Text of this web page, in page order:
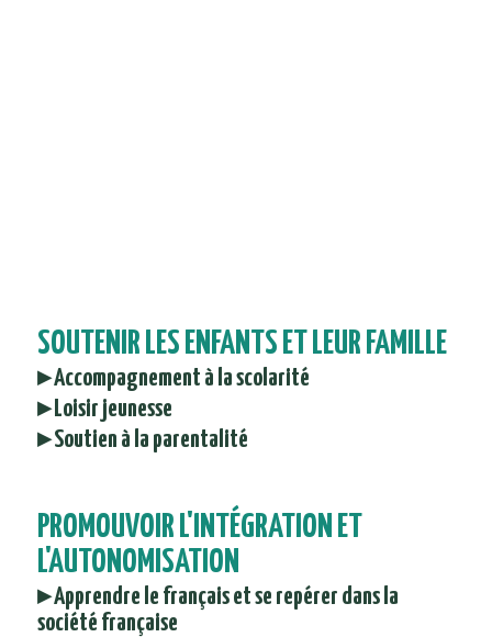
SOUTENIR LES ENFANTS ET LEUR FAMILLE
▸ Accompagnement à la scolarité
▸ Loisir jeunesse
▸ Soutien à la parentalité
PROMOUVOIR L'INTÉGRATION ET
L'AUTONOMISATION
▸ Apprendre le français et se repérer dans la
société française